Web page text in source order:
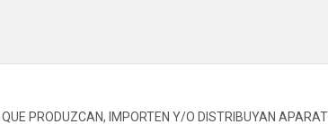
PRODUZCAN, IMPORTEN Y/O DISTRIBUYAN